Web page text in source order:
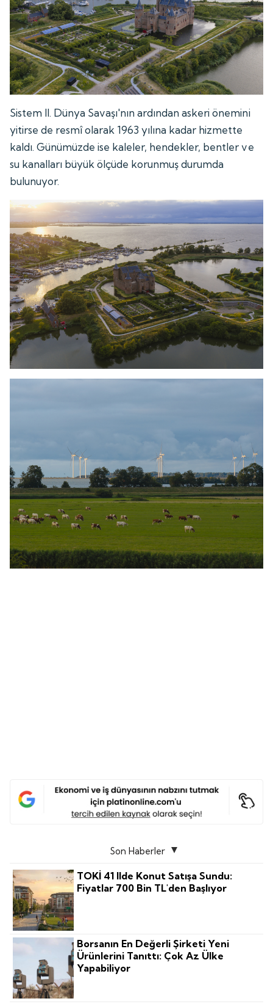
Sistem II. Dünya Savaşı'nın ardından askeri önemini
yitirse de resmî olarak 1963 yılına kadar hizmette
kaldı. Günümüzde ise kaleler, hendekler, bentler ve
su kanalları büyük ölçüde korunmuş durumda
bulunuyor.
Son Haberler
TOKİ 41 Ilde Konut Satışa Sundu:
Fiyatlar 700 Bin TL'den Başlıyor
Borsanın En Değerli Şirketi Yeni
Ürünlerini Tanıttı: Çok Az Ülke
Yapabiliyor